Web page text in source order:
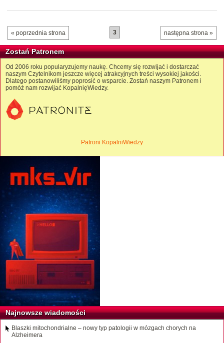
« poprzednia strona następna strona »
3
Zostań Patronem
Od 2006 roku popularyzujemy naukę. Chcemy się rozwijać i dostarczać
naszym Czytelnikom jeszcze więcej atrakcyjnych treści wysokiej jakości.
Dlatego postanowiliśmy poprosić o wsparcie. Zostań naszym Patronem i
pomóż nam rozwijać KopalnięWiedzy.
Patroni KopalniWiedzy
Najnowsze wiadomości
Blaszki mitochondrialne – nowy typ patologii w mózgach chorych na
Alzheimera